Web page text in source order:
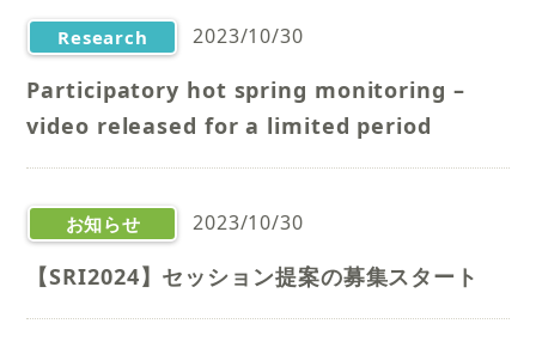
Research
2023/10/30
Participatory hot spring monitoring –
video released for a limited period
お知らせ 2023/10/30
【SRI2024】セッション提案の募集スタート